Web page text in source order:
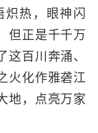
热，眼神闪
但正是千千万
这百川奔涌、
火化作雅砻江
地，点亮万家